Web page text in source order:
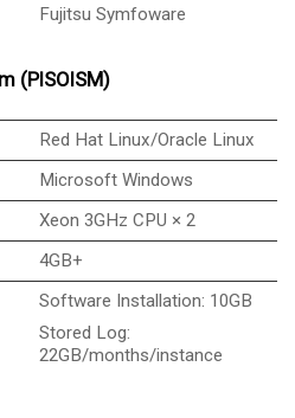
Fujitsu Symfoware
(PISOISM)
Red Hat Linux/Oracle Linux
Microsoft Windows
Xeon 3GHz CPU × 2
4GB+
Software Installation: 10GB
Stored Log:
22GB/months/instance